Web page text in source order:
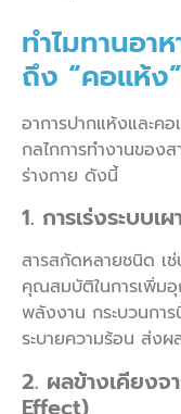
ทำไมทานอา
ถึง “คอแห้ง
อาการปากแห้งและค
กลไกการทำงานของ
ร่างกาย ดังนี้
1. การเร่งระบบ
สารสกัดหลายชนิด เ
คุณสมบัติในการเพิ่มอุ
พลังงาน กระบวนการ
ระบายความร้อน ส่งผ
2. ผลข้างเคียงจ
Effect)